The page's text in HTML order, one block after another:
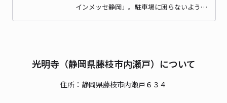
インメッセ静岡」。駐車場に困らないよう…
光明寺（静岡県藤枝市内瀬戸）について
住所：静岡県藤枝市内瀬戸６３４